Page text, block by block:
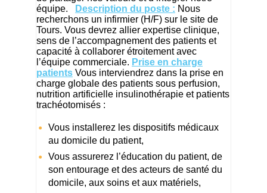
équipe.
Description du poste : Nous
recherchons un infirmier (H/F) sur le site de
Tours. Vous devrez allier expertise clinique,
sens de l’accompagnement des patients et
capacité à collaborer étroitement avec
l’équipe commerciale. Prise en charge
patients Vous interviendrez dans la prise en
charge globale des patients sous perfusion,
nutrition artificielle insulinothérapie et patients
trachéotomisés :
Vous installerez les dispositifs médicaux
au domicile du patient,
Vous assurerez l’éducation du patient, de
son entourage et des acteurs de santé du
domicile, aux soins et aux matériels,